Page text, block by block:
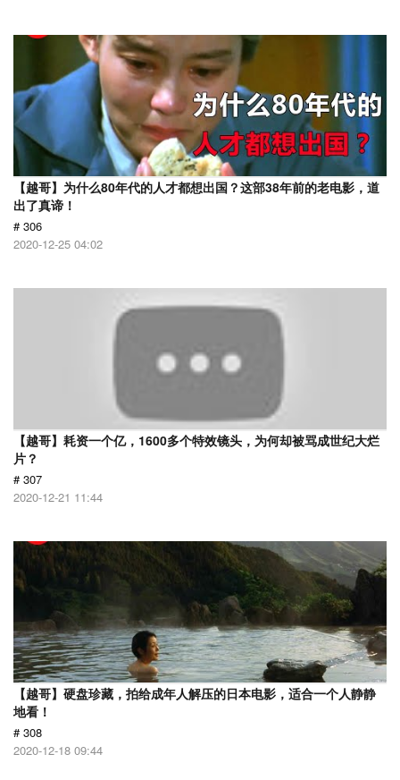
【越哥】为什么80年代的人才都想出国？这部38年前的老电影，道
出了真谛！
# 306
2020-12-25 04:02
【越哥】耗资一个亿，1600多个特效镜头，为何却被骂成世纪大烂
片？
# 307
2020-12-21 11:44
【越哥】硬盘珍藏，拍给成年人解压的日本电影，适合一个人静静
地看！
# 308
2020-12-18 09:44